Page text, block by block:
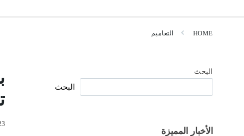
HOME التعاميم
البحث
البحث
الأخبار المميزة